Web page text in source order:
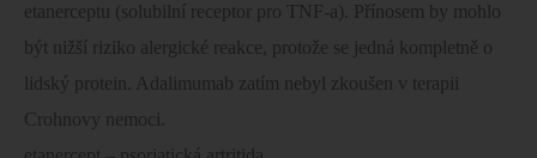
etanerceptu (solubilní receptor pro TNF-a). Přínosem by mohlo
být nižší riziko alergické reakce, protože se jedná kompletně o
lidský protein. Adalimumab zatím nebyl zkoušen v terapii
Crohnovy nemoci.